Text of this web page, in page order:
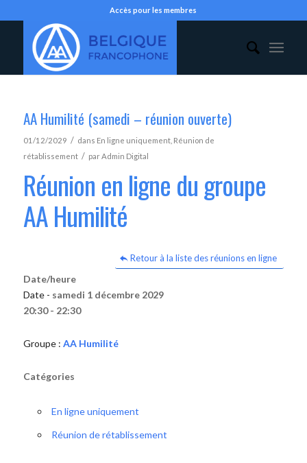
Accès pour les membres
AA Humilité (samedi – réunion ouverte)
01/12/2029 / dans En ligne uniquement, Réunion de
rétablissement / parAdmin Digital
Réunion en ligne du groupe
AA Humilité
Retour à la liste des réunions en ligne
Date/heure
Date - samedi 1 décembre 2029
20:30 - 22:30
Groupe : AA Humilité
Catégories
En ligne uniquement
Réunion de rétablissement